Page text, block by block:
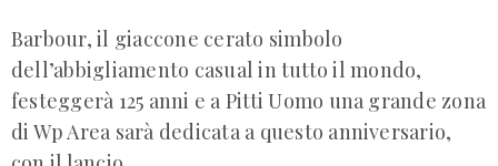
Barbour, il giaccone cerato simbolo
dell’abbigliamento casual in tutto il mondo,
festeggerà 125 anni e a Pitti Uomo una grande zona
di Wp Area sarà dedicata a questo anniversario,